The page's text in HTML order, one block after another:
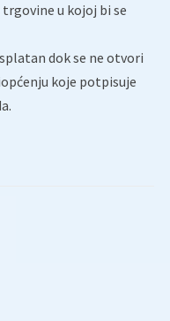
u kojoj bi se
dok se ne otvori
koje potpisuje